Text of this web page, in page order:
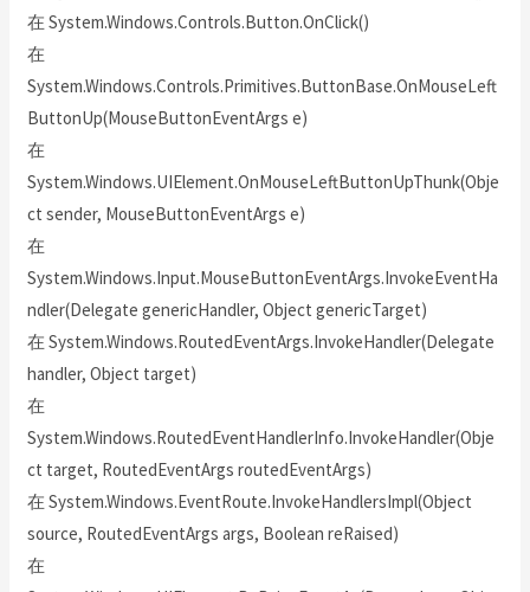
在 System.Windows.Controls.Button.OnClick()
在
System.Windows.Controls.Primitives.ButtonBase.OnMouseLeft
ButtonUp(MouseButtonEventArgs e)
在
System.Windows.UIElement.OnMouseLeftButtonUpThunk(Obje
ct sender, MouseButtonEventArgs e)
在
System.Windows.Input.MouseButtonEventArgs.InvokeEventHa
ndler(Delegate genericHandler, Object genericTarget)
在 System.Windows.RoutedEventArgs.InvokeHandler(Delegate
handler, Object target)
在
System.Windows.RoutedEventHandlerInfo.InvokeHandler(Obje
ct target, RoutedEventArgs routedEventArgs)
在 System.Windows.EventRoute.InvokeHandlersImpl(Object
source, RoutedEventArgs args, Boolean reRaised)
在